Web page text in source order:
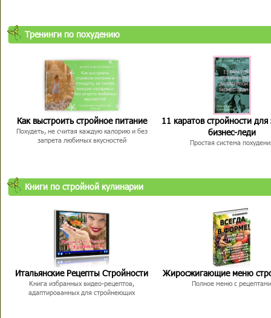
Тренинги по похудению
Как выстроить стройное питание
Похудеть, не считая каждую калорию и без
запрета любимых вкусностей
11 каратов стройности для
бизнес-леди
Простая система
Книги по стройной кулинарии
Итальянские Рецепты Стройности
Книга избранных видео-рецептов,
адаптированных для стройнеющих
Жиросжигающие меню
Полное меню с рецептами